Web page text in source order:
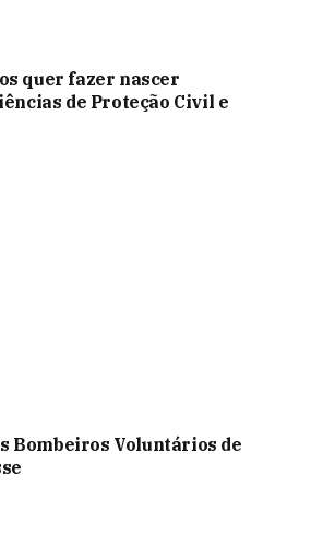
quer fazer nascer
de Proteção Civil e
Bombeiros Voluntários de